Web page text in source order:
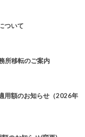
ついて
所移転のご案内
用額のお知らせ（2026年